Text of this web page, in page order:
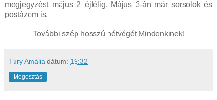
megjegyzést május 2 éjfélig. Május 3-án már sorsolok és
postázom is.
További szép hosszú hétvégét Mindenkinek!
Túry Amália dátum: 19:32
Megosztás